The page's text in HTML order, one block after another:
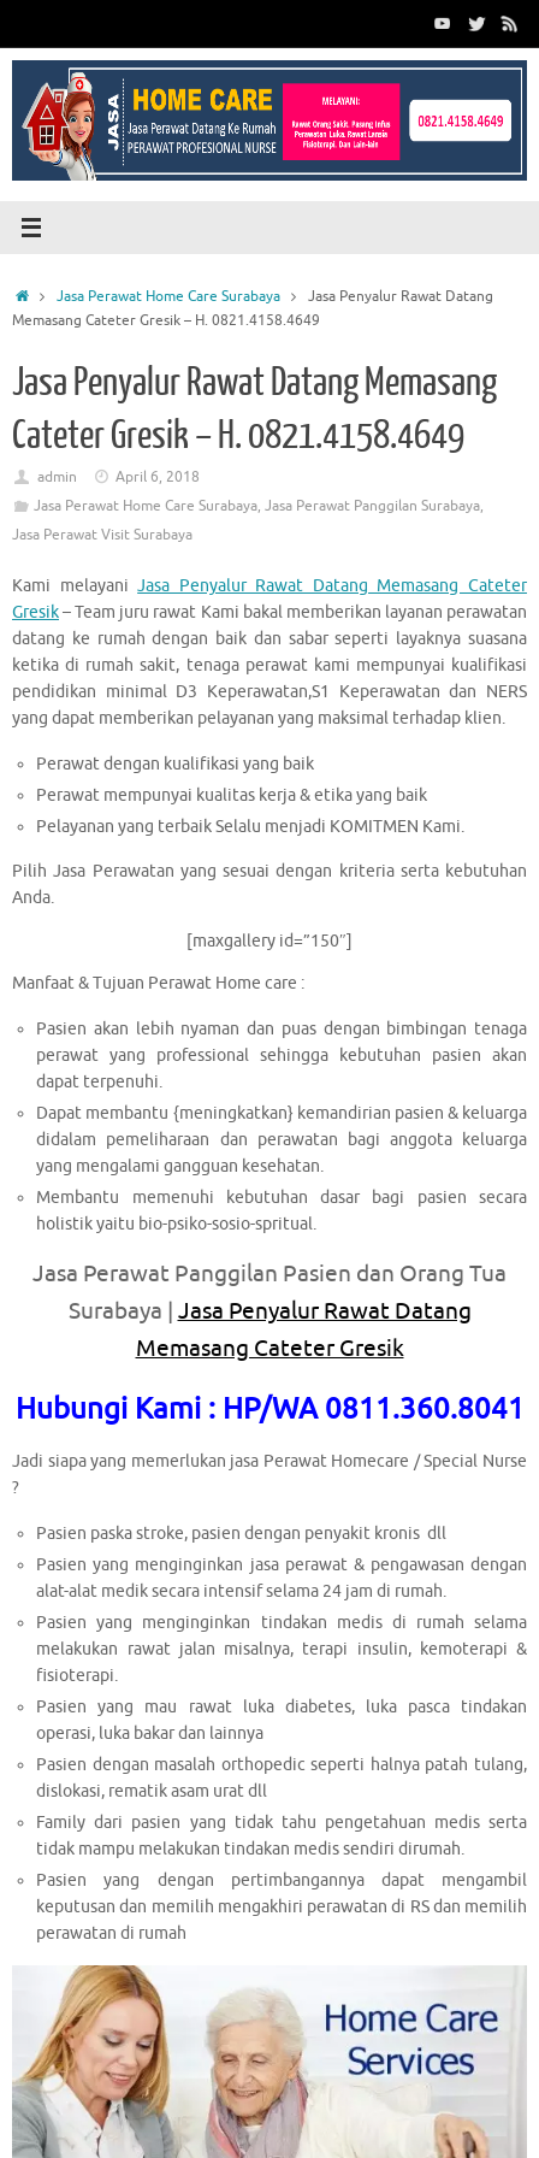
content
HomeJasa Perawat Home Care Surabaya
Jasa Penyalur Rawat Datang
Memasang Cateter Gresik – H. 0821.4158.4649
Jasa Penyalur Rawat Datang Memasang
Cateter Gresik – H. 0821.4158.4649
admin
April 6, 2018
Jasa Perawat Home Care Surabaya, Jasa Perawat Panggilan Surabaya,
Jasa Perawat Visit Surabaya
Kami melayaniJasa Penyalur Rawat Datang Memasang Cateter
Gresik– Team juru rawat Kami bakal memberikan layanan perawatan
datang ke rumah dengan baik dan sabar seperti layaknya suasana
ketika di rumah sakit, tenaga perawat kami mempunyai kualifikasi
pendidikan minimal D3 Keperawatan,S1 Keperawatan dan NERS
yang dapat memberikan pelayanan yang maksimal terhadap klien.
Perawat dengan kualifikasi yang baik
Perawat mempunyai kualitas kerja & etika yang baik
Pelayanan yang terbaik Selalu menjadi KOMITMEN Kami.
Pilih Jasa Perawatan yang sesuai dengan kriteria serta kebutuhan
Anda.
[maxgallery id=”150″]
Manfaat & Tujuan Perawat Home care :
Pasien akan lebih nyaman dan puas dengan bimbingan tenaga
perawat yang professional sehingga kebutuhan pasien akan
dapat terpenuhi.
Dapat membantu {meningkatkan} kemandirian pasien & keluarga
didalam pemeliharaan dan perawatan bagi anggota keluarga
yang mengalami gangguan kesehatan.
Membantu memenuhi kebutuhan dasar bagi pasien secara
holistik yaitu bio-psiko-sosio-spritual.
Jasa Perawat Panggilan Pasien dan Orang Tua
Surabaya | Jasa Penyalur Rawat Datang
Memasang Cateter Gresik
Hubungi Kami : HP/WA 0811.360.8041
Jadi siapa yang memerlukan jasa Perawat Homecare / Special Nurse
?
Pasien paska stroke, pasien dengan penyakit kronis dll
Pasien yang menginginkan jasa perawat & pengawasan dengan
alat-alat medik secara intensif selama 24 jam di rumah.
Pasien yang menginginkan tindakan medis di rumah selama
melakukan rawat jalan misalnya, terapi insulin, kemoterapi &
fisioterapi.
Pasien yang mau rawat luka diabetes, luka pasca tindakan
operasi, luka bakar dan lainnya
Pasien dengan masalah orthopedic seperti halnya patah tulang,
dislokasi, rematik asam urat dll
Family dari pasien yang tidak tahu pengetahuan medis serta
tidak mampu melakukan tindakan medis sendiri dirumah.
Pasien yang dengan pertimbangannya dapat mengambil
keputusan dan memilih mengakhiri perawatan di RS dan memilih
perawatan di rumah